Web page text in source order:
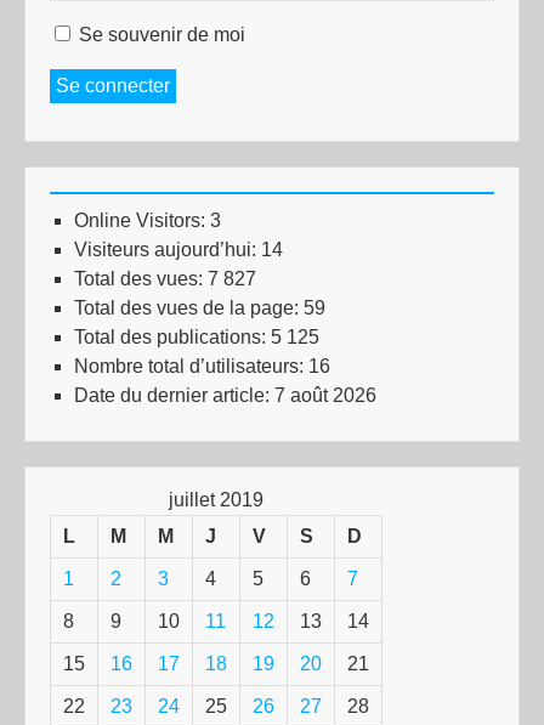
Se souvenir de moi
Se connecter
Online Visitors: 3
Visiteurs aujourd’hui: 14
Total des vues: 7 827
Total des vues de la page: 59
Total des publications: 5 125
Nombre total d’utilisateurs: 16
Date du dernier article: 7 août 2026
juillet 2019
L
M M J V S D
1 2 3 4 5 6 7
8 9 10 11 12 13 14
15 16 17 18 19 20 21
22 23 24 25 26 27 28